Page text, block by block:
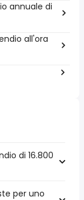
annuale di
all'ora
di 16.800
per uno